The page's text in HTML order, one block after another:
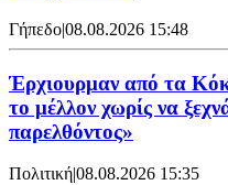
Γήπεδο|08.08.2026 15:48
Έρχιουρμαν από τα
το μέλλον χωρίς να
παρελθόντος»
Πολιτική|08.08.2026 15:35